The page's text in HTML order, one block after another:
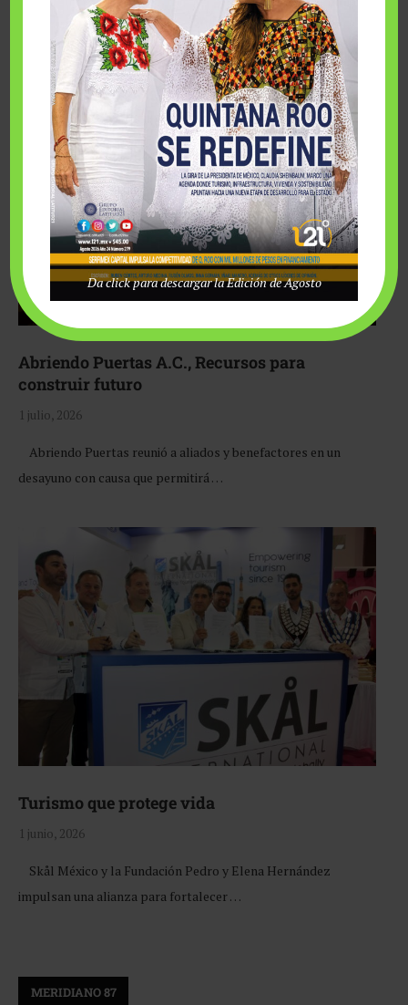
Fairmont Mayakoba y Make-A-Wish México unieron
esfuerzos para hacer realidad el deseo de una …
Abriendo Puertas A.C., Recursos para
construir futuro
1 julio, 2026
Abriendo Puertas reunió a aliados y benefactores en un
desayuno con causa que permitirá …
Turismo que protege vida
1 junio, 2026
Skål México y la Fundación Pedro y Elena Hernández
impulsan una alianza para fortalecer …
MERIDIANO 87
Da click para descargar la Edición de Agosto